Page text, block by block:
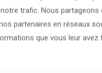
trafic. Nous partageons
partenaires en réseaux
que vous leur avez